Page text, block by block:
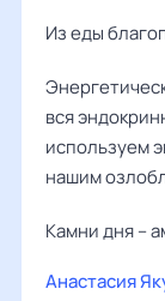
Из еды
вся
используем
нашим
Камни дня –
Анастасия